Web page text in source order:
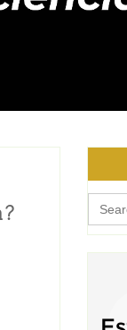
Search
for: